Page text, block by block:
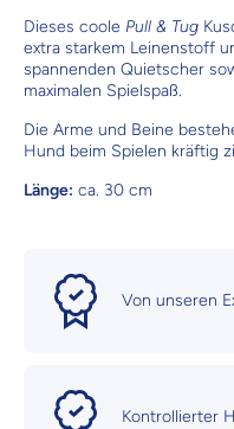
Dieses coole Pull & Tug
extra starkem Leinenstoff
spannenden Quietscher
maximalen Spielspaß.
Die Arme und Beine
Hund beim Spielen kräftig
Länge: ca. 30 cm
Von unseren
Kontrollierter